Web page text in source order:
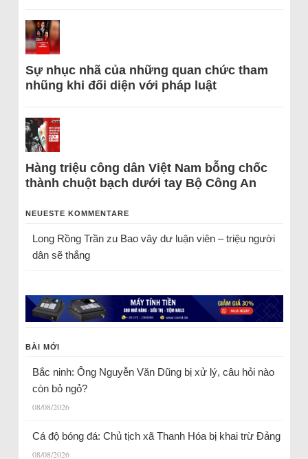
Sự nhục nhã của những quan chức tham
nhũng khi đối diện với pháp luật
Hàng triệu công dân Việt Nam bỗng chốc
thành chuột bạch dưới tay Bộ Công An
NEUESTE KOMMENTARE
Long Rồng Trầnzu Bao vây dư luận viên – triệu người
dân sẽ thắng
BÀI MỚI
Bắc ninh: Ông Nguyễn Văn Dũng bị xử lý, câu hỏi nào
còn bỏ ngỏ?
08/08/2026
Cá độ bóng đá: Chủ tịch xã Thanh Hóa bị khai trừ Đảng
08/08/2026